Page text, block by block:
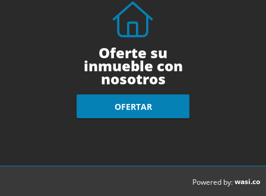
Oferte su
inmueble con
nosotros
OFERTAR
Powered by:wasi.co